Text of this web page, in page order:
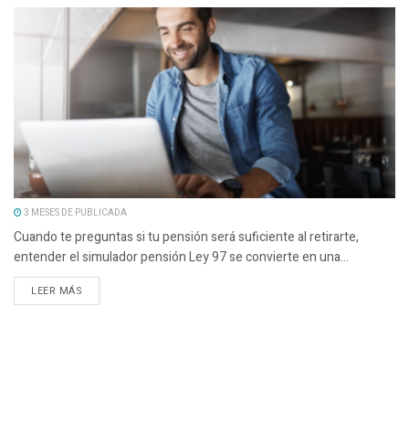
3 MESES DE PUBLICADA
Cuando te preguntas si tu pensión será suficiente al retirarte,
entender el simulador pensión Ley 97 se convierte en una...
LEER MÁS